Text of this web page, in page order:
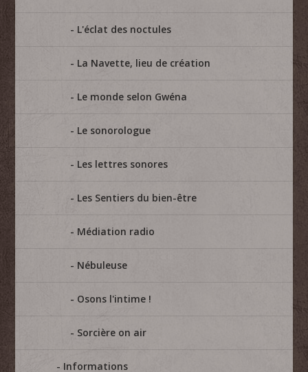
L'éclat des noctules
La Navette, lieu de création
Le monde selon Gwéna
Le sonorologue
Les lettres sonores
Les Sentiers du bien-être
Médiation radio
Nébuleuse
Osons l'intime !
Sorcière on air
Informations